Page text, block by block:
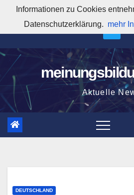
springen
9:41:05 PM
Aktuelle
DEUTSCHLAND
Informationen zu Cookies
Datenschutzerklärung. mehr